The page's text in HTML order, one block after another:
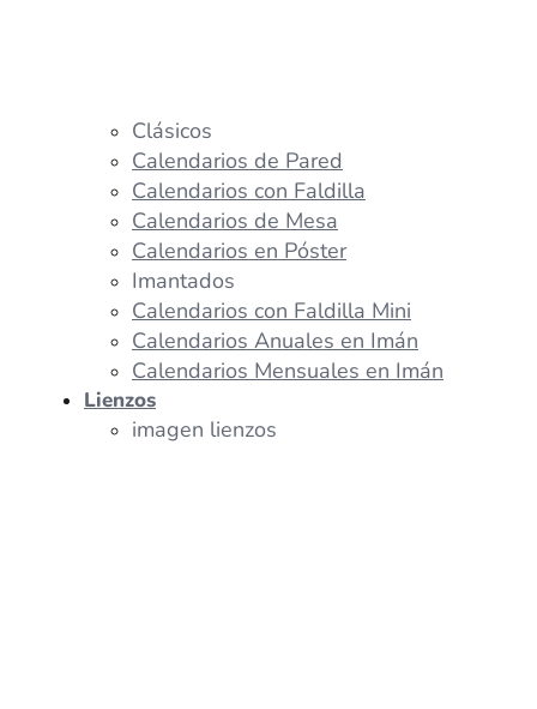
Clásicos
Calendarios de Pared
Calendarios con Faldilla
Calendarios de Mesa
Calendarios en Póster
Imantados
Calendarios con Faldilla Mini
Calendarios Anuales en Imán
Calendarios Mensuales en Imán
Lienzos
imagen lienzos